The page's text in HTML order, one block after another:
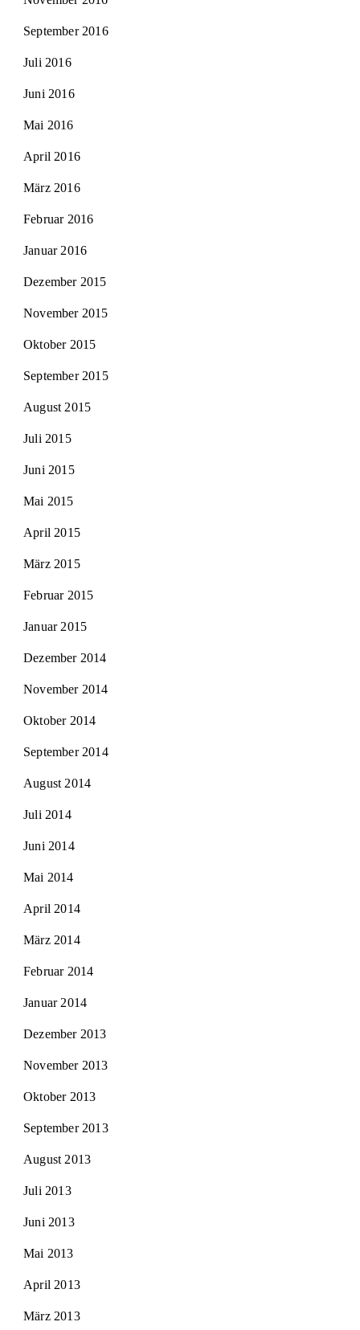
September 2016
Juli 2016
Juni 2016
Mai 2016
April 2016
März 2016
Februar 2016
Januar 2016
Dezember 2015
November 2015
Oktober 2015
September 2015
August 2015
Juli 2015
Juni 2015
Mai 2015
April 2015
März 2015
Februar 2015
Januar 2015
Dezember 2014
November 2014
Oktober 2014
September 2014
August 2014
Juli 2014
Juni 2014
Mai 2014
April 2014
März 2014
Februar 2014
Januar 2014
Dezember 2013
November 2013
Oktober 2013
September 2013
August 2013
Juli 2013
Juni 2013
Mai 2013
April 2013
März 2013